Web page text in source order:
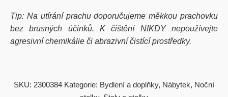
Tip: Na utírání prachu doporučujeme měkkou prachovku
bez brusných účinků. K čištění NIKDY nepoužívejte
agresivní chemikálie či abrazivní čistící prostředky.
SKU: 2300384 Kategorie: Bydlení a doplňky, Nábytek, Noční